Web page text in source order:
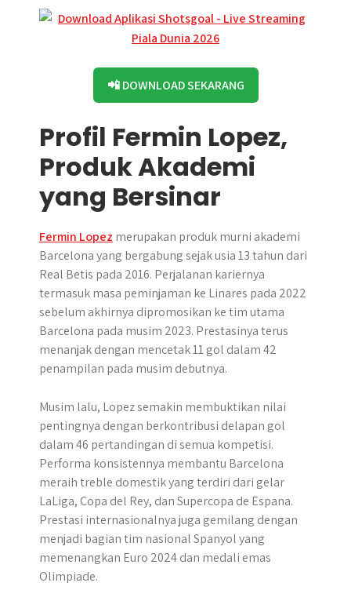
📲 DOWNLOAD SEKARANG
Profil Fermin Lopez,
Produk Akademi
yang Bersinar
Fermin Lopez merupakan produk murni akademi
Barcelona yang bergabung sejak usia 13 tahun dari
Real Betis pada 2016. Perjalanan kariernya
termasuk masa peminjaman ke Linares pada 2022
sebelum akhirnya dipromosikan ke tim utama
Barcelona pada musim 2023. Prestasinya terus
menanjak dengan mencetak 11 gol dalam 42
penampilan pada musim debutnya.
Musim lalu, Lopez semakin membuktikan nilai
pentingnya dengan berkontribusi delapan gol
dalam 46 pertandingan di semua kompetisi.
Performa konsistennya membantu Barcelona
meraih treble domestik yang terdiri dari gelar
LaLiga, Copa del Rey, dan Supercopa de Espana.
Prestasi internasionalnya juga gemilang dengan
menjadi bagian tim nasional Spanyol yang
memenangkan Euro 2024 dan medali emas
Olimpiade.